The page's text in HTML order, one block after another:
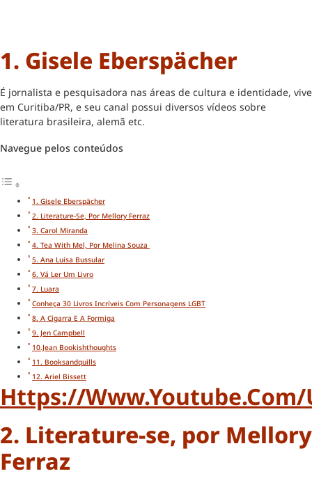
1. Gisele Eberspächer
É jornalista e pesquisadora nas áreas de cultura e identidade, vive
em Curitiba/PR, e seu canal possui diversos vídeos sobre
literatura brasileira, alemã etc.
Navegue pelos conteúdos
1. Gisele Eberspächer
2. Literature-Se, Por Mellory Ferraz
3. Carol Miranda
4. Tea With Mel, Por Melina Souza
5. Ana Luísa Bussular
6. Vá Ler Um Livro
7. Luara
Conheça 30 Livros Incríveis Com Personagens LGBT
8. A Cigarra E A Formiga
9. Jen Campbell
10.Jean Bookishthoughts
11. Booksandquills
12. Ariel Bissett
Https://www.youtube.com/
2. Literature-se, por Mellory
Ferraz